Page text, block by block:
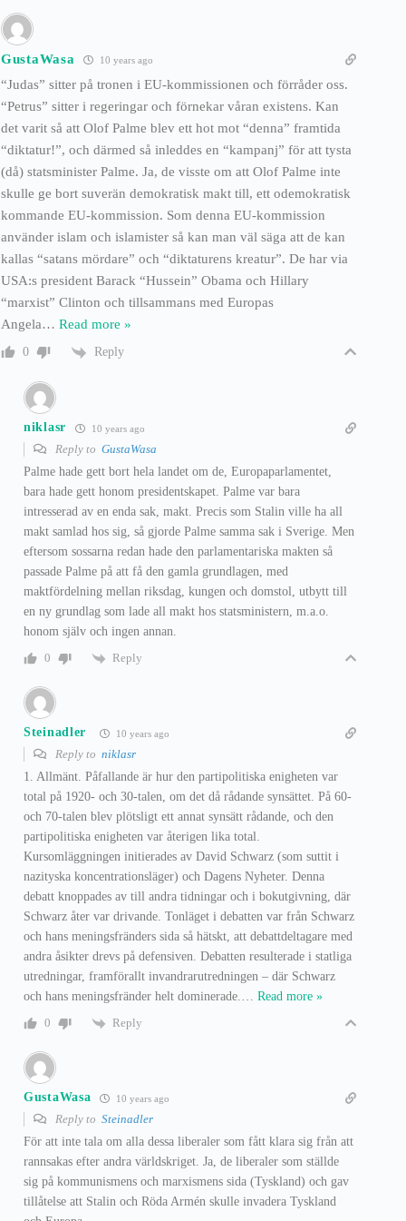
GustaWasa 10 years ago
“Judas” sitter på tronen i EU-kommissionen och förråder oss.
“Petrus” sitter i regeringar och förnekar våran existens. Kan
det varit så att Olof Palme blev ett hot mot “denna” framtida
“diktatur!”, och därmed så inleddes en “kampanj” för att tysta
(då) statsminister Palme. Ja, de visste om att Olof Palme inte
skulle ge bort suverän demokratisk makt till, ett odemokratisk
kommande EU-kommission. Som denna EU-kommission
använder islam och islamister så kan man väl säga att de kan
kallas “satans mördare” och “diktaturens kreatur”. De har via
USA:s president Barack “Hussein” Obama och Hillary
“marxist” Clinton och tillsammans med Europas
Angela… Read more »
0 Reply
niklasr 10 years ago
Reply to GustaWasa
Palme hade gett bort hela landet om de, Europaparlamentet,
bara hade gett honom presidentskapet. Palme var bara
intresserad av en enda sak, makt. Precis som Stalin ville ha all
makt samlad hos sig, så gjorde Palme samma sak i Sverige. Men
eftersom sossarna redan hade den parlamentariska makten så
passade Palme på att få den gamla grundlagen, med
maktfördelning mellan riksdag, kungen och domstol, utbytt till
en ny grundlag som lade all makt hos statsministern, m.a.o.
honom själv och ingen annan.
0
Reply
Steinadler 10 years ago
Reply to niklasr
1. Allmänt. Påfallande är hur den partipolitiska enigheten var
total på 1920- och 30-talen, om det då rådande synsättet. På 60-
och 70-talen blev plötsligt ett annat synsätt rådande, och den
partipolitiska enigheten var återigen lika total.
Kursomläggningen initierades av David Schwarz (som suttit i
nazityska koncentrationsläger) och Dagens Nyheter. Denna
debatt knoppades av till andra tidningar och i bokutgivning, där
Schwarz åter var drivande. Tonläget i debatten var från Schwarz
och hans meningsfränders sida så hätskt, att debattdeltagare med
andra åsikter drevs på defensiven. Debatten resulterade i statliga
utredningar, framförallt invandrarutredningen – där Schwarz
och hans meningsfränder helt dominerade.
Read more »
0
Reply
GustaWasa 10 years ago
Reply to Steinadler
För att inte tala om alla dessa liberaler som fått klara sig från att
rannsakas efter andra världskriget. Ja, de liberaler som ställde
sig på kommunismens och marxismens sida (Tyskland) och gav
tillåtelse att Stalin och Röda Armén skulle invadera Tyskland